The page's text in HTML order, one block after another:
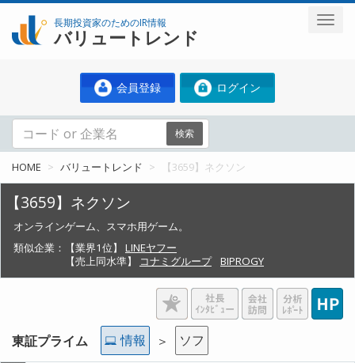
長期投資家のためのIR情報
バリュートレンド
会員登録 ログイン
検索
HOME バリュートレンド 【3659】ネクソン
【3659】ネクソン
オンラインゲーム、スマホ用ゲーム。
類似企業：
【業界1位】
LINEヤフー
【売上同水準】
コナミグループ BIPROGY
東証プライム 情報 ＞ ソフ